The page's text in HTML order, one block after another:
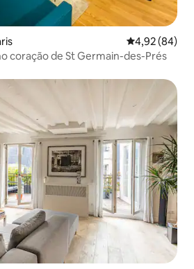
4,92 de uma
4,92 (84)
coração de St Germain-des-Prés